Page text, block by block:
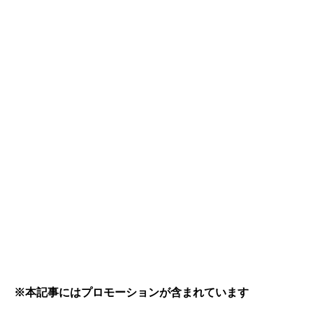
※本記事にはプロモーションが含まれています